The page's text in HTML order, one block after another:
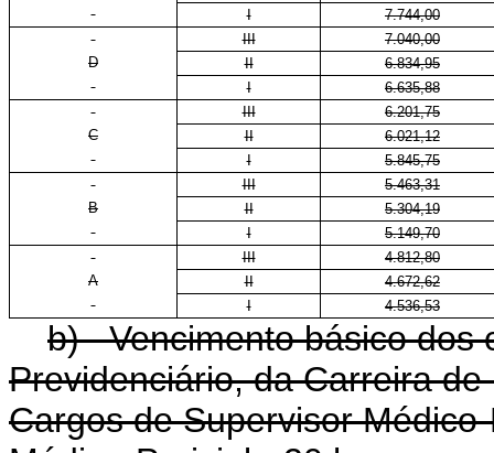
I
7.744,00
III
7.040,00
D
II
6.834,95
I
6.635,88
III
6.201,75
C
II
6.021,12
I
5.845,75
III
5.463,31
B
II
5.304,19
I
5.149,70
III
4.812,80
A
II
4.672,62
I
4.536,53
b) Vencimento básico dos
Previdenciário, da Carreira
Cargos de Supervisor